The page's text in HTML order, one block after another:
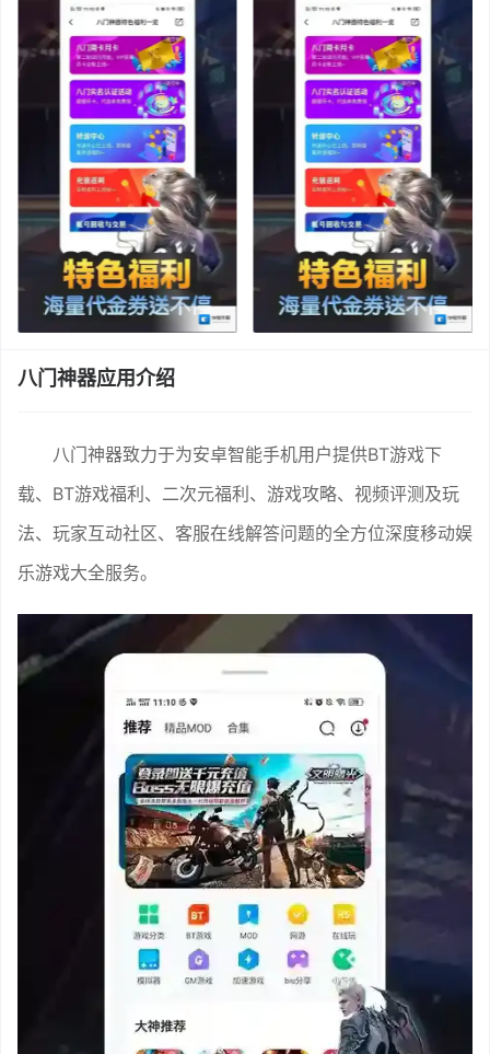
八门神器应用介绍
八门神器致力于为安卓智能手机用户提供BT游戏下
载、BT游戏福利、二次元福利、游戏攻略、视频评测及玩
法、玩家互动社区、客服在线解答问题的全方位深度移动娱
乐游戏大全服务。